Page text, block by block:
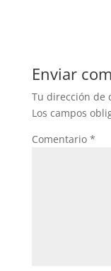
Enviar
Tu dirección de
Los campos
Comentario *